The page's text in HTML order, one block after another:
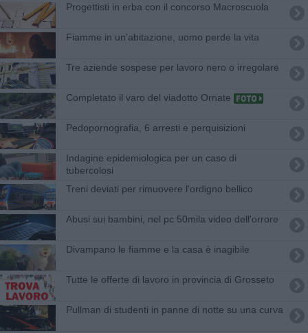
Progettisti in erba con il concorso Macroscuola
Fiamme in un'abitazione, uomo perde la vita
Tre aziende sospese per lavoro nero o irregolare
Completato il varo del viadotto Ornate
Pedopornografia, 6 arresti e perquisizioni
Indagine epidemiologica per un caso di
tubercolosi
Treni deviati per rimuovere l'ordigno bellico
Abusi sui bambini, nel pc 50mila video dell'orrore
Divampano le fiamme e la casa è inagibile
​Tutte le offerte di lavoro in provincia di Grosseto
Pullman di studenti in panne di notte su una curva